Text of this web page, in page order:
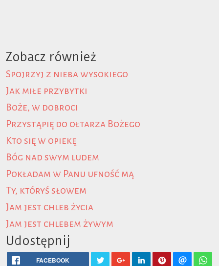
Zobacz również
Spojrzyj z nieba wysokiego
Jak miłe przybytki
Boże, w dobroci
Przystąpię do ołtarza Bożego
Kto się w opiekę
Bóg nad swym ludem
Pokładam w Panu ufność mą
Ty, któryś słowem
Jam jest chleb życia
Jam jest chlebem żywym
Udostępnij
FACEBOOK